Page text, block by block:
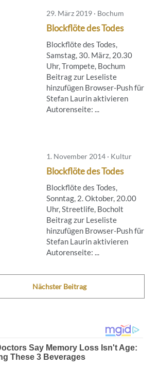
29. März 2019 · Bochum
Blockflöte des Todes
Blockflöte des Todes,
Samstag, 30. März, 20.30
Uhr, Trompete, Bochum
Beitrag zur Leseliste
hinzufügen Browser-Push für
Stefan Laurin aktivieren
Autorenseite: ...
1. November 2014 · Kultur
Blockflöte des Todes
Blockflöte des Todes,
Sonntag, 2. Oktober, 20.00
Uhr, Streetlife, Bocholt
Beitrag zur Leseliste
hinzufügen Browser-Push für
Stefan Laurin aktivieren
Autorenseite: ...
Nächster Beitrag